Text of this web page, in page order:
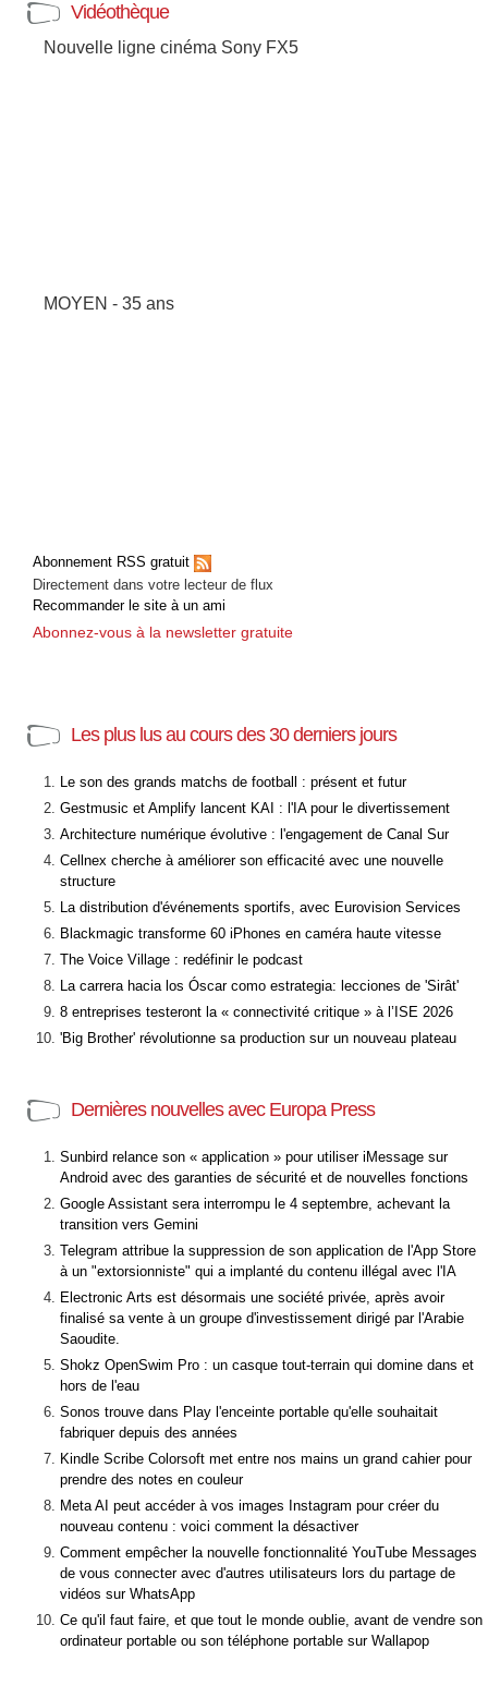
Vidéothèque
Nouvelle ligne cinéma Sony FX5
MOYEN - 35 ans
Abonnement RSS gratuit
Directement dans votre lecteur de flux
Recommander le site à un ami
Abonnez-vous à la newsletter gratuite
Les plus lus au cours des 30 derniers jours
Le son des grands matchs de football : présent et futur
Gestmusic et Amplify lancent KAI : l'IA pour le divertissement
Architecture numérique évolutive : l'engagement de Canal Sur
Cellnex cherche à améliorer son efficacité avec une nouvelle
structure
La distribution d'événements sportifs, avec Eurovision Services
Blackmagic transforme 60 iPhones en caméra haute vitesse
The Voice Village : redéfinir le podcast
La carrera hacia los Óscar como estrategia: lecciones de 'Sirât'
8 entreprises testeront la « connectivité critique » à l’ISE 2026
'Big Brother' révolutionne sa production sur un nouveau plateau
Dernières nouvelles avec Europa Press
Sunbird relance son « application » pour utiliser iMessage sur
Android avec des garanties de sécurité et de nouvelles fonctions
Google Assistant sera interrompu le 4 septembre, achevant la
transition vers Gemini
Telegram attribue la suppression de son application de l'App Store
à un "extorsionniste" qui a implanté du contenu illégal avec l'IA
Electronic Arts est désormais une société privée, après avoir
finalisé sa vente à un groupe d'investissement dirigé par l'Arabie
Saoudite.
Shokz OpenSwim Pro : un casque tout-terrain qui domine dans et
hors de l'eau
Sonos trouve dans Play l'enceinte portable qu'elle souhaitait
fabriquer depuis des années
Kindle Scribe Colorsoft met entre nos mains un grand cahier pour
prendre des notes en couleur
Meta AI peut accéder à vos images Instagram pour créer du
nouveau contenu : voici comment la désactiver
Comment empêcher la nouvelle fonctionnalité YouTube Messages
de vous connecter avec d'autres utilisateurs lors du partage de
vidéos sur WhatsApp
Ce qu'il faut faire, et que tout le monde oublie, avant de vendre son
ordinateur portable ou son téléphone portable sur Wallapop